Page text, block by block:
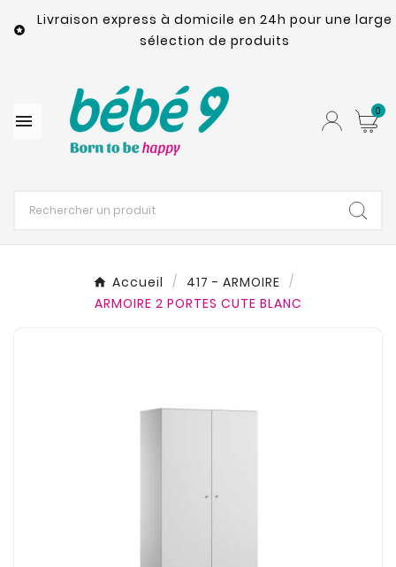

Livraison express à domicile en 24h pour une large
sélection de produits
 0
Accueil
417 - ARMOIRE
ARMOIRE 2 PORTES CUTE BLANC